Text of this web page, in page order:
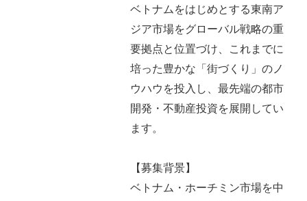
ベトナムをはじめとする東南ア
ジア市場をグローバル戦略の重
要拠点と位置づけ、これまでに
培った豊かな「街づくり」のノ
ウハウを投入し、最先端の都市
開発・不動産投資を展開してい
ます。
【募集背景】
ベトナム・ホーチミン市場を中